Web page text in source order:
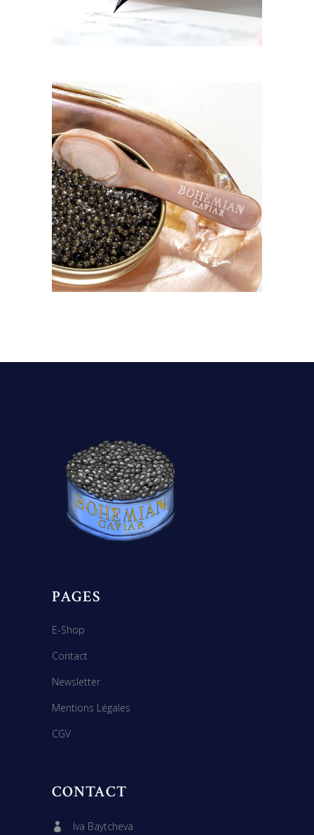
CUILLÈRE EN NACRE ROSE
NATUREL
10,00€
PAGES
E-Shop
Contact
Newsletter
Mentions Légales
CGV
CONTACT
Iva Baytcheva